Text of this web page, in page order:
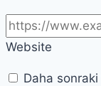
Website
Daha sonraki